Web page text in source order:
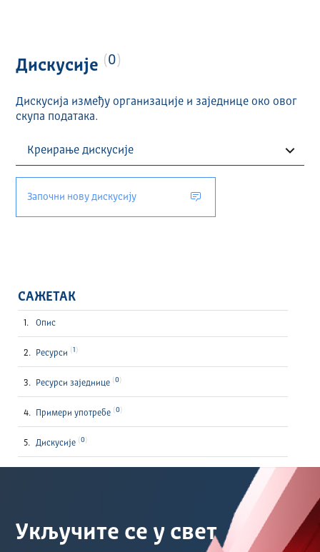
Дискусије 0
Дискусија између организације и заједнице око овог
скупа података.
Започни нову дискусију
САЖЕТАК
Опис
Ресурси 1
Ресурси заједнице 0
Примери употребе 0
Дискусије 0
Укључите се у свет